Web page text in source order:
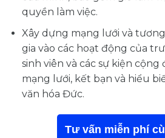
quyền làm việc.
Xây dựng mạng lưới và
gia vào các hoạt động của
sinh viên và các sự kiện
mạng lưới, kết bạn và hiểu
văn hóa Đức.
Tư vấn miễn phí